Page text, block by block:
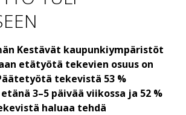
Kestävät kaupunkiympäristöt
etätyötä tekevien osuus on
tekevistä 53 %
3–5 päivää viikossa ja 52 %
haluaa tehdä